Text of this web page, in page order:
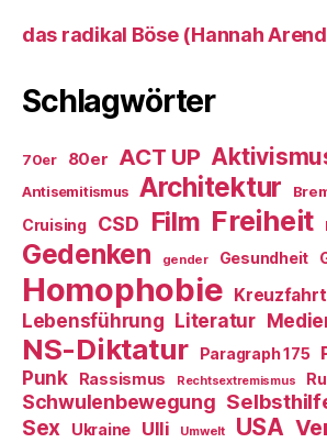
das radikal Böse (Hannah
Schlagwörter
70er 80er ACT UP
Antisemitismus Architektur
Cruising CSD Film Freiheit
Gedenken gender Gesundheit
Homophobie Kreuzfahrt
Lebensführung Literatur
NS-Diktatur Paragraph 175
Punk
Rassismus Rechtsextremismus
Schwulenbewegung
Sex Ukraine Ulli Umwelt USA